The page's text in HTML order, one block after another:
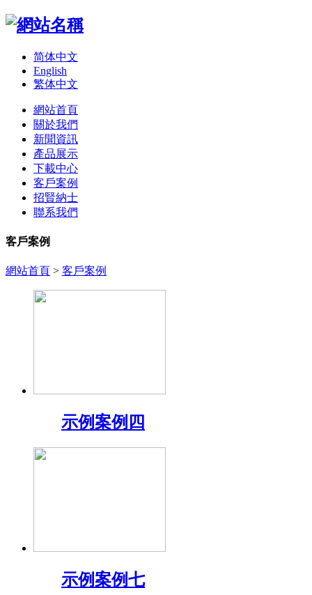
简体中文
English
繁体中文
網站首頁
關於我們
新聞資訊
產品展示
下載中心
客戶案例
招賢納士
聯系我們
客戶案例
網站首頁 > 客戶案例
示例案例四
示例案例七